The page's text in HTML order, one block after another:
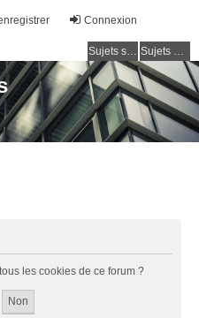
Connexion
Sujets sans réponse Sujets actifs
les cookies de ce forum ?